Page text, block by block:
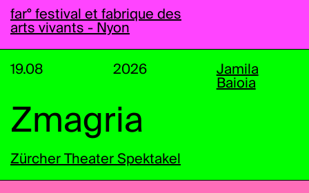
far° festival et fabrique des
arts vivants - Nyon
19.08 2026
Jamila
Baioia
Zmagria
Zürcher Theater Spektakel